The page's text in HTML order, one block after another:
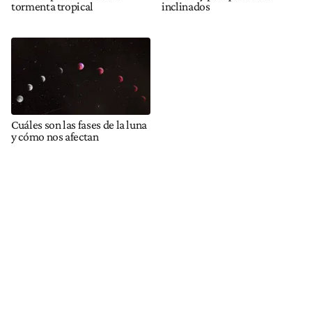
tormenta tropical
inclinados
Cuáles son las fases de la luna
y cómo nos afectan